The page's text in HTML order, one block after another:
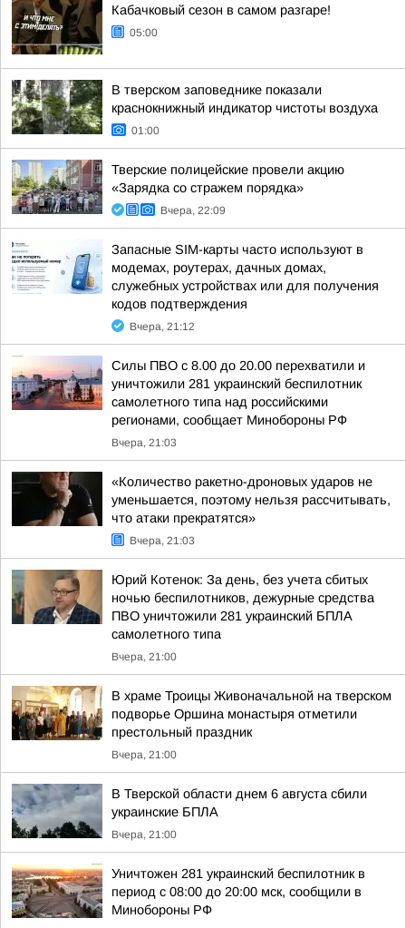
Кабачковый сезон в самом разгаре!
05:00
В тверском заповеднике показали
краснокнижный индикатор чистоты воздуха
01:00
Тверские полицейские провели акцию
«Зарядка со стражем порядка»
Вчера, 22:09
Запасные SIM-карты часто используют в
модемах, роутерах, дачных домах,
служебных устройствах или для получения
кодов подтверждения
Вчера, 21:12
Силы ПВО с 8.00 до 20.00 перехватили и
уничтожили 281 украинский беспилотник
самолетного типа над российскими
регионами, сообщает Минобороны РФ
Вчера, 21:03
«Количество ракетно-дроновых ударов не
уменьшается, поэтому нельзя рассчитывать,
что атаки прекратятся»
Вчера, 21:03
Юрий Котенок: За день, без учета сбитых
ночью беспилотников, дежурные средства
ПВО уничтожили 281 украинский БПЛА
самолетного типа
Вчера, 21:00
В храме Троицы Живоначальной на тверском
подворье Оршина монастыря отметили
престольный праздник
Вчера, 21:00
В Тверской области днем 6 августа сбили
украинские БПЛА
Вчера, 21:00
Уничтожен 281 украинский беспилотник в
период с 08:00 до 20:00 мск, сообщили в
Минобороны РФ